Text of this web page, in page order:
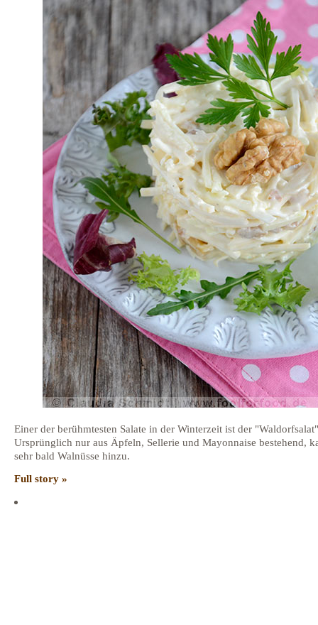
Einer der berühmtesten Salate in der Winterzeit ist der
Ursprünglich nur aus Äpfeln, Sellerie und Mayonnaise bestehend,
sehr bald Walnüsse hinzu.
Full story »